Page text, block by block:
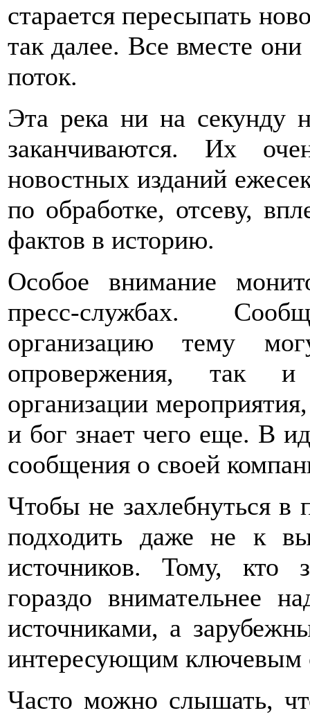
старается пересыпать
так далее. Все вместе
поток.
Эта река ни на секунду
заканчиваются. Их
новостных изданий
по обработке, отсеву,
фактов в историю.
Особое внимание
пресс-службах.
организацию тему
опровержения, так и
организации
и бог знает чего еще. В
сообщения о своей
Чтобы не захлебнуться в
подходить даже не к
источников. Тому, кто
гораздо внимательнее
источниками, а
интересующим ключевым
Часто можно слышать,